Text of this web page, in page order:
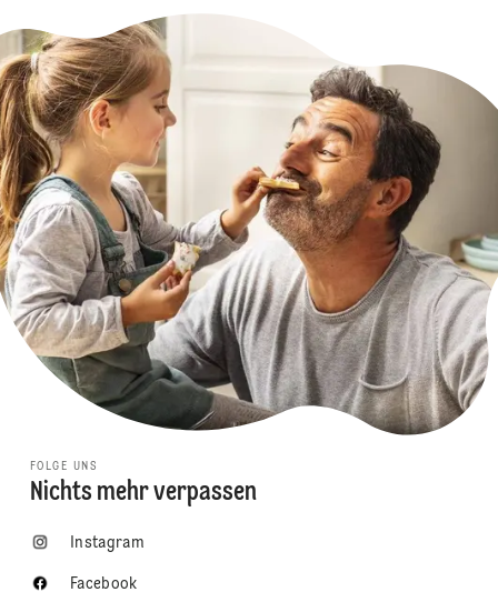
FOLGE UNS
Nichts mehr verpassen
Instagram
Facebook